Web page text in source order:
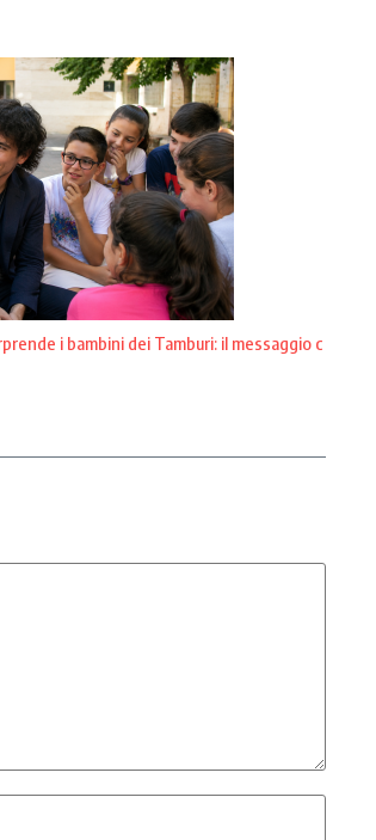
i bambini dei Tamburi: il messaggio c